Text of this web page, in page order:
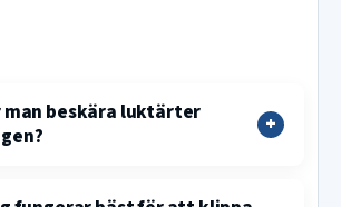
man beskära luktärter